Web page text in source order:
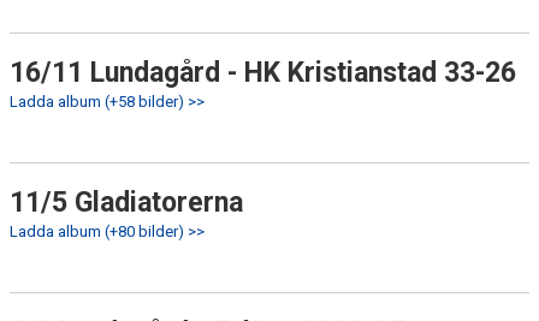
16/11 Lundagård - HK Kristianstad 33-26
Ladda album (+58 bilder) >>
11/5 Gladiatorerna
Ladda album (+80 bilder) >>